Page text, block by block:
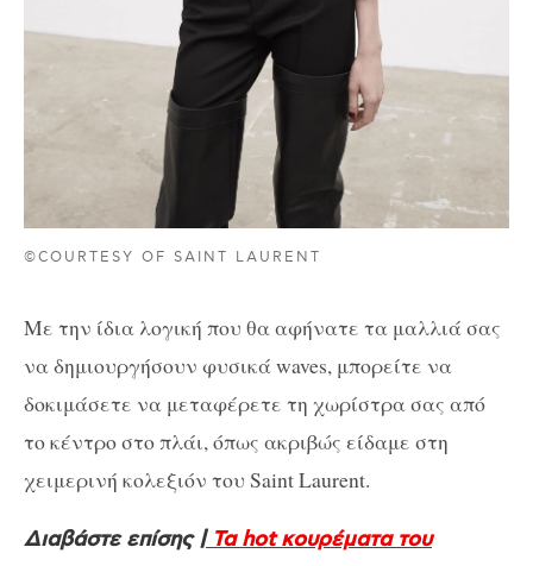
©COURTESY OF SAINT LAURENT
Με την ίδια λογική που θα αφήνατε τα μαλλιά σας
να δημιουργήσουν φυσικά waves, μπορείτε να
δοκιμάσετε να μεταφέρετε τη χωρίστρα σας από
το κέντρο στο πλάι, όπως ακριβώς είδαμε στη
χειμερινή κολεξιόν του Saint Laurent.
Διαβάστε επίσης |Τα hot κουρέματα του